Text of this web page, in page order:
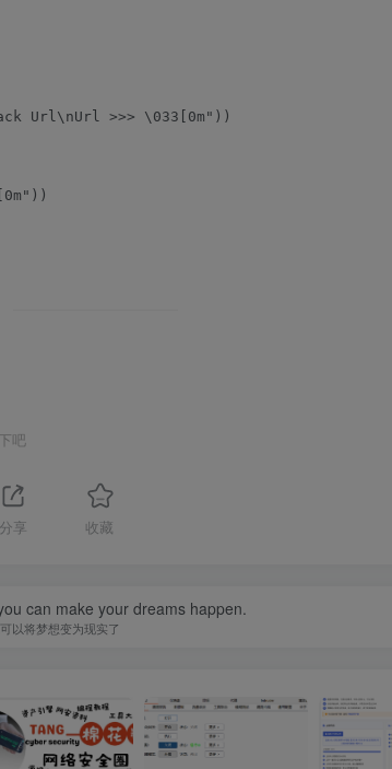
Url\nUrl >>> \033[0m"))
吧
分享 收藏
can make your dreams happen.
以将梦想变为现实了